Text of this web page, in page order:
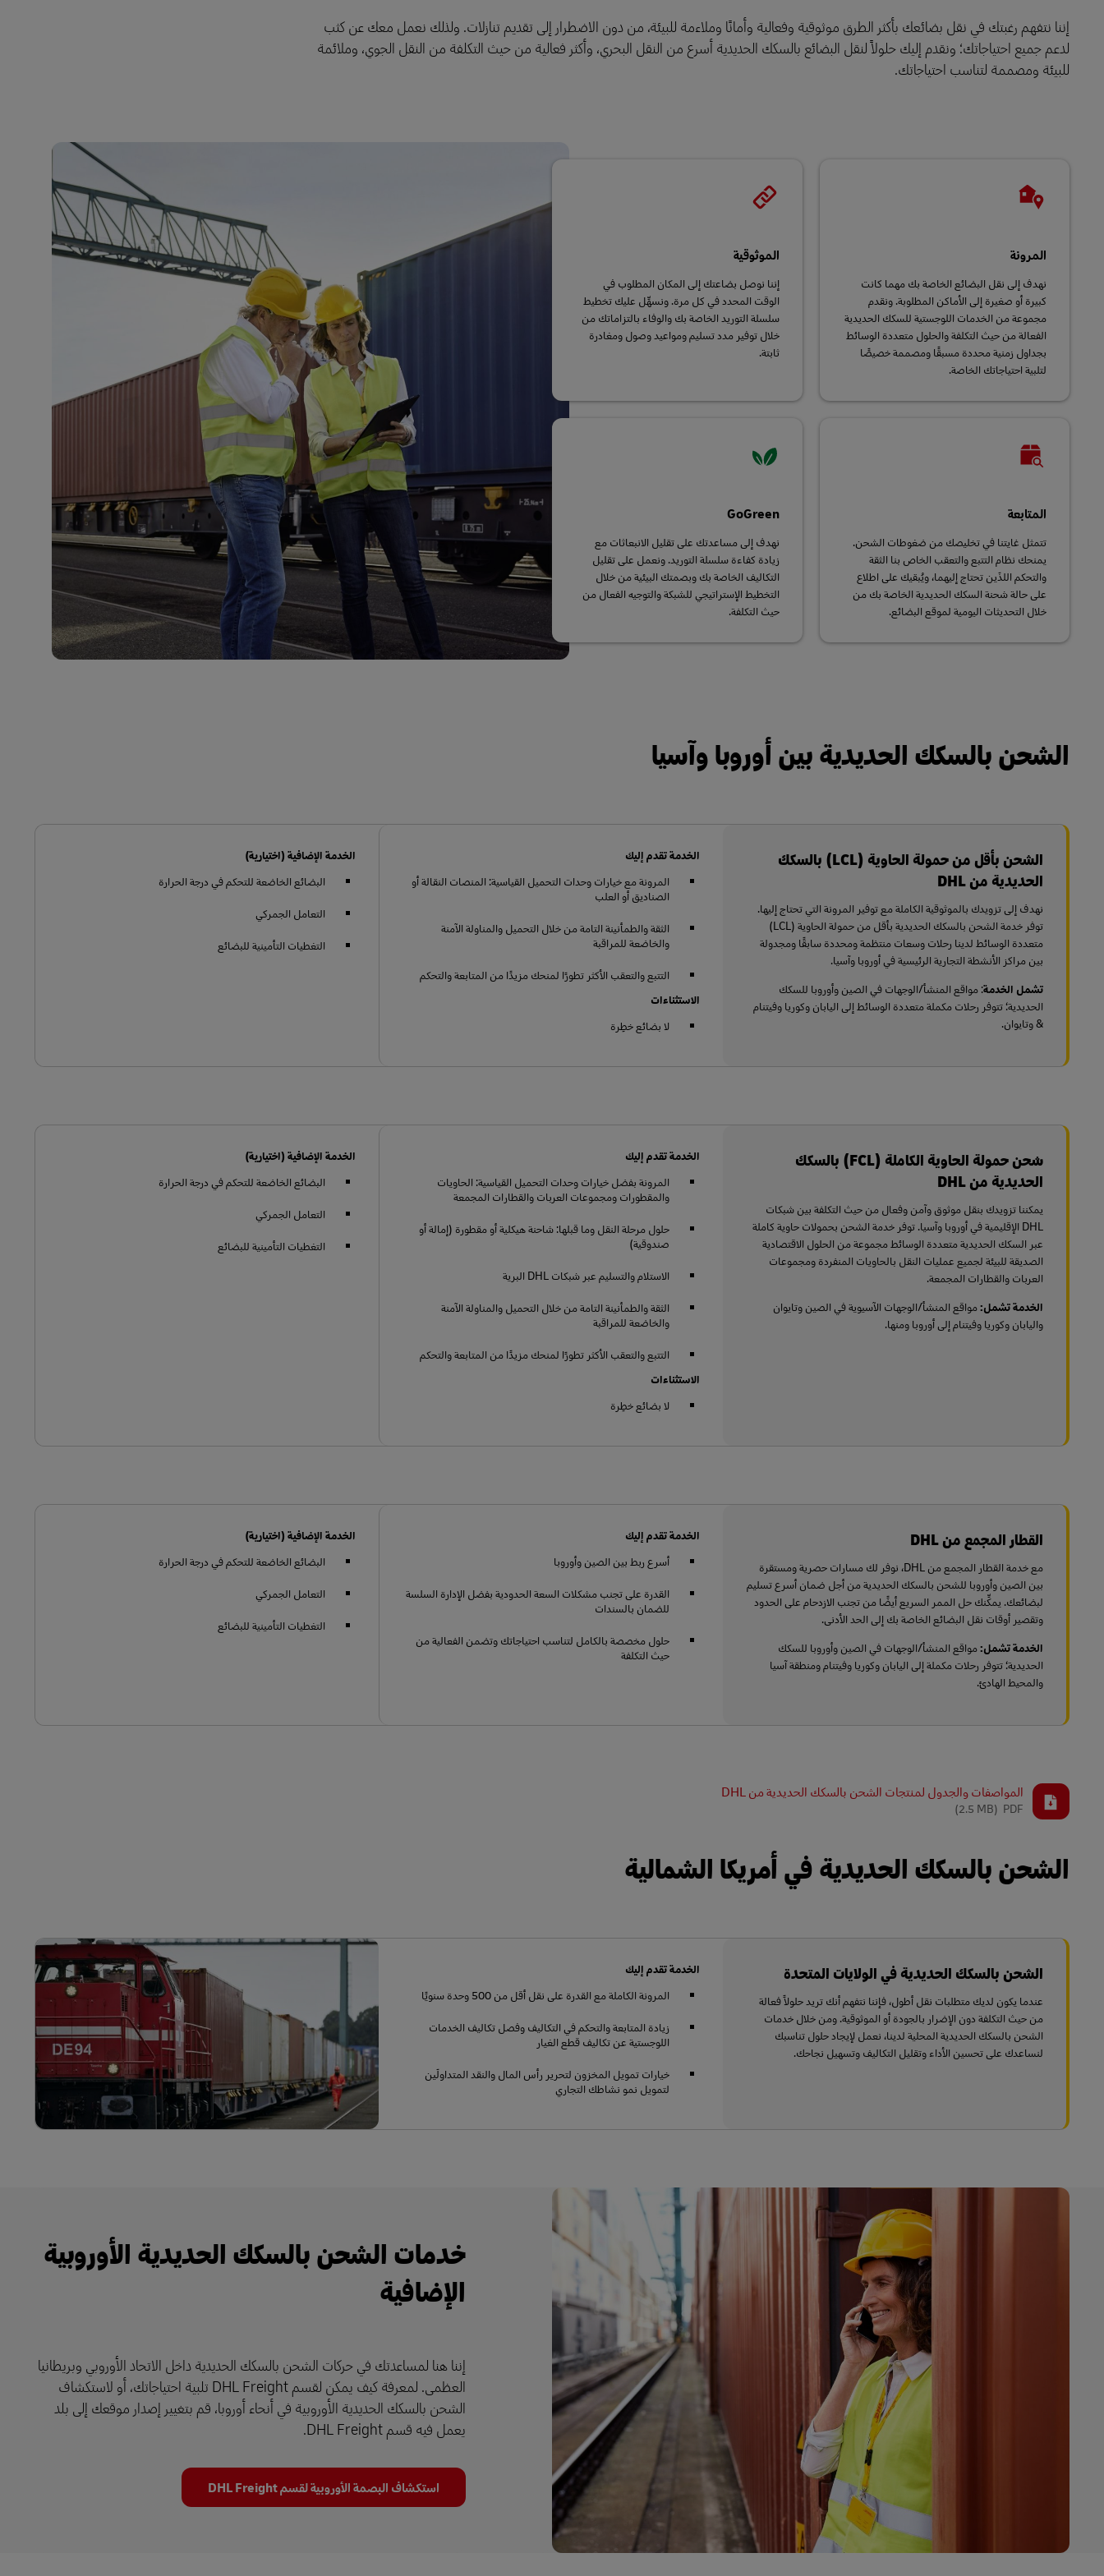
LifeTrack
إننا نتفهم رغبتك في نقل بضائعك بأكثر الطرق موثوقية وفعالية وأمانًا وملاءمة للبيئة، من دون الاضطرار إلى تقديم تنازلات. ولذلك نعمل معك عن كثب
لدعم جميع احتياجاتك؛ ونقدم إليك حلولاً لنقل البضائع بالسكك الحديدية أسرع من النقل البحري، وأكثر فعالية من حيث التكلفة من النقل الجوي، وملائمة
للبيئة ومصممة لتناسب احتياجاتك.
المرونة
نهدف إلى نقل البضائع الخاصة بك مهما كانت
كبيرة أو صغيرة إلى الأماكن المطلوبة. ونقدم
مجموعة من الخدمات اللوجستية للسكك الحديدية
الفعالة من حيث التكلفة والحلول متعددة الوسائط
بجداول زمنية محددة مسبقًا ومصممة خصيصًا
لتلبية احتياجاتك الخاصة.
الموثوقية
إننا نوصل بضاعتك إلى المكان المطلوب في
الوقت المحدد في كل مرة. ونسهِّل عليك تخطيط
سلسلة التوريد الخاصة بك والوفاء بالتزاماتك من
خلال توفير مدد تسليم ومواعيد وصول ومغادرة
ثابتة.
المتابعة
تتمثل غايتنا في تخليصك من ضغوطات الشحن.
يمنحك نظام التتبع والتعقب الخاص بنا الثقة
والتحكم اللذَين تحتاج إليهما، ويُبقيك على اطلاع
على حالة شحنة السكك الحديدية الخاصة بك من
خلال التحديثات اليومية لموقع البضائع.
GoGreen
نهدف إلى مساعدتك على تقليل الانبعاثات مع
زيادة كفاءة سلسلة التوريد. ونعمل على تقليل
التكاليف الخاصة بك وبصمتك البيئية من خلال
التخطيط الإستراتيجي للشبكة والتوجيه الفعال من
حيث التكلفة.
الشحن بالسكك الحديدية بين أوروبا وآسيا
الشحن بأقل من حمولة الحاوية (LCL) بالسكك
الحديدية من DHL
نهدف إلى تزويدك بالموثوقية الكاملة مع توفير المرونة التي تحتاج إليها.
توفر خدمة الشحن بالسكك الحديدية بأقل من حمولة الحاوية (LCL)
متعددة الوسائط لدينا رحلات وسعات منتظمة ومحددة سابقًا ومجدولة
بين مراكز الأنشطة التجارية الرئيسية في أوروبا وآسيا.
تشمل الخدمة: مواقع المنشأ/الوجهات في الصين وأوروبا للسكك
الحديدية؛تتوفر رحلات مكملة متعددة الوسائط إلى اليابان وكوريا وفيتنام
& وتايوان.
الخدمة تقدم إليك
المرونة مع خيارات وحدات التحميل القياسية: المنصات النقالة أو
الصناديق أو العلب
الثقة والطمأنينة التامة من خلال التحميل والمناولة الآمنة
والخاضعة للمراقبة
التتبع والتعقب الأكثر تطورًا لمنحك مزيدًا من المتابعة والتحكم
الاستثناءات
لا بضائع خطِرة
الخدمة الإضافية (اختيارية)
البضائع الخاضعة للتحكم في درجة الحرارة
التعامل الجمركي
التغطيات التأمينية للبضائع
شحن حمولة الحاوية الكاملة (FCL) بالسكك
الحديدية من DHL
يمكننا تزويدك بنقل موثوق وآمن وفعال من حيث التكلفة بين شبكات
DHL الإقليمية في أوروبا وآسيا. توفر خدمة الشحن بحمولات حاوية كاملة
عبر السكك الحديدية متعددة الوسائط مجموعة من الحلول الاقتصادية
الصديقة للبيئة لجميع عمليات النقل بالحاويات المنفردة ومجموعات
العربات والقطارات المجمعة.
الخدمة تشمل:مواقع المنشأ/الوجهات الآسيوية في الصين وتايوان
واليابان وكوريا وفيتنام إلى أوروبا ومنها.
الخدمة تقدم إليك
المرونة بفضل خيارات وحدات التحميل القياسية: الحاويات
والمقطورات ومجموعات العربات والقطارات المجمعة
حلول مرحلة النقل وما قبلها: شاحنة هيكلية أو مقطورة (إمالة أو
صندوقية)
الاستلام والتسليم عبر شبكات DHL البرية
الثقة والطمأنينة التامة من خلال التحميل والمناولة الآمنة
والخاضعة للمراقبة
التتبع والتعقب الأكثر تطورًا لمنحك مزيدًا من المتابعة والتحكم
الاستثناءات
لا بضائع خطِرة
الخدمة الإضافية (اختيارية)
البضائع الخاضعة للتحكم في درجة الحرارة
التعامل الجمركي
التغطيات التأمينية للبضائع
القطار المجمع من DHL
مع خدمة القطار المجمع من DHL، نوفر لك مسارات حصرية ومستقرة
بين الصين وأوروبا للشحن بالسكك الحديدية من أجل ضمان أسرع تسليم
لبضائعك. يمكِّنك حل الممر السريع أيضًا من تجنب الازدحام على الحدود
وتقصير أوقات نقل البضائع الخاصة بك إلى الحد الأدنى.
الخدمة تشمل:مواقع المنشأ/الوجهات في الصين وأوروبا للسكك
الحديدية؛تتوفر رحلات مكملة إلى اليابان وكوريا وفيتنام ومنطقة آسيا
والمحيط الهادئ.
الخدمة تقدم إليك
أسرع ربط بين الصين وأوروبا
القدرة على تجنب مشكلات السعة الحدودية بفضل الإدارة السلسة
للضمان بالسندات
حلول مخصصة بالكامل لتناسب احتياجاتك وتضمن الفعالية من
حيث التكلفة
الخدمة الإضافية (اختيارية)
البضائع الخاضعة للتحكم في درجة الحرارة
التعامل الجمركي
التغطيات التأمينية للبضائع
المواصفات والجدول لمنتجات الشحن بالسكك الحديدية من DHL
(2.5 MB) PDF
الشحن بالسكك الحديدية في أمريكا الشمالية
الشحن بالسكك الحديدية في الولايات المتحدة
عندما يكون لديك متطلبات نقل أطول، فإننا نتفهم أنك تريد حلولاً فعالة
من حيث التكلفة دون الإضرار بالجودة أو الموثوقية. ومن خلال خدمات
الشحن بالسكك الحديدية المحلية لدينا، نعمل لإيجاد حلول تناسبك
لنساعدك على تحسين الأداء وتقليل التكاليف وتسهيل نجاحك.
الخدمة تقدم إليك
المرونة الكاملة مع القدرة على نقل أقل من 500 وحدة سنويًا
زيادة المتابعة والتحكم في التكاليف وفصل تكاليف الخدمات
اللوجستية عن تكاليف قطع الغيار
خيارات تمويل المخزون لتحرير رأس المال والنقد المتداولَين
لتمويل نمو نشاطك التجاري
خدمات الشحن بالسكك الحديدية الأوروبية
الإضافية
إننا هنا لمساعدتك في حركات الشحن بالسكك الحديدية داخل الاتحاد الأوروبي وبريطانيا
العظمى. لمعرفة كيف يمكن لقسم DHL Freight تلبية احتياجاتك، أو لاستكشاف
الشحن بالسكك الحديدية الأوروبية في أنحاء أوروبا، قم بتغيير إصدار موقعك إلى بلد
يعمل فيه قسم DHL Freight.
استكشاف البصمة الأوروبية لقسم DHL Freight